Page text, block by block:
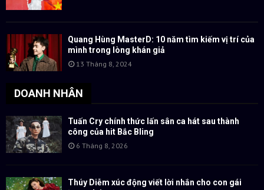
Quang Hùng MasterD: 10 năm tìm kiếm vị trí của
mình trong lòng khán giả
13 Tháng 8, 2024
DOANH NHÂN
Tuấn Cry chính thức lấn sân ca hát sau thành
công của hit Bắc Bling
6 Tháng 8, 2026
Thúy Diễm xúc động viết lời nhắn cho con gái